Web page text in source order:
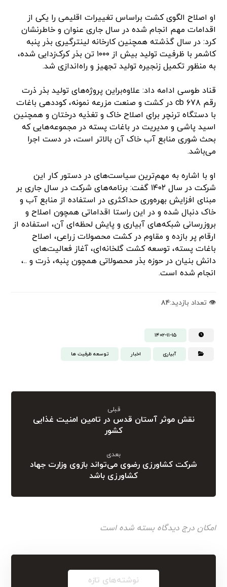
او اصلاح الگوی کشت براساس تغییرات اقلیمی را یکی از
اقدامات مهم انجام شده در سال جاری عنوان و خاطرنشان
کرد: در سال گذشته همچنین کارخانه لینترگیری بذر پنبه
کاشمر با ظرفیت تولید بیش از ۱۰۰۰ تن بذر کرک‌زدایی شده،
به منظور تکمیل زنجیره تولید تجهیز و راه‌اندازی شد.
قناد طوسی ادامه داد: علاوه‌براین پروژه‌های تولید بذر ذرت
رقم cb ۶۷۸ در کشت و صنعت مزرعه نمونه، کوددهی باغات
با دستگاه ترنچر برای اصلاح خاک و تغذیه درختان و همچنین
اسید پاشی و مدیریت در باغات پسته در مجموعه‌هایی که
بحث شوری منابع آب خاک آن بالاتر است، در دست اجرا
می‌باشد.
او با اشاره به مهم‌ترین سیاست‌های در دستور کار این
شرکت در سال ۱۴۰۲ گفت: برنامه‌های شرکت در سال جاری بر
مبنای افزایش بهره‌وری حداکثری در استفاده از منابع آب و
خاک دنبال شده و در این راستا اقداماتی همچون اصلاح و
بروزرسانی شبکه‌های آبیاری و پایش لحظه‌ای آن، استفاده از
ارقام پر بازده و مقاوم در کشت محصولات زراعی، اصلاح
باغات پسته، توسعه کشت گلخانه‌ای، آغاز فعالیت‌های
دانش بنیان در حوزه بذر محصولاتی همچون پنبه، ذرت و ..،
انجام شده است.
👁️ تعداد بازدید:۸۴
۱۴۰۲-۱۱-۱۵
آبیاری اخبار توسعه ظرفیت ها
قبلی
نقش موثر آستان قدس در تامین امنیت غذایی
کشور
بعدی
شرکت کشاورزی رضوی می‌تواند بازوی وزارت جهاد
کشاورزی باشد
امکان درج دیدگاه بسته شده است
نوشته‌های تازه